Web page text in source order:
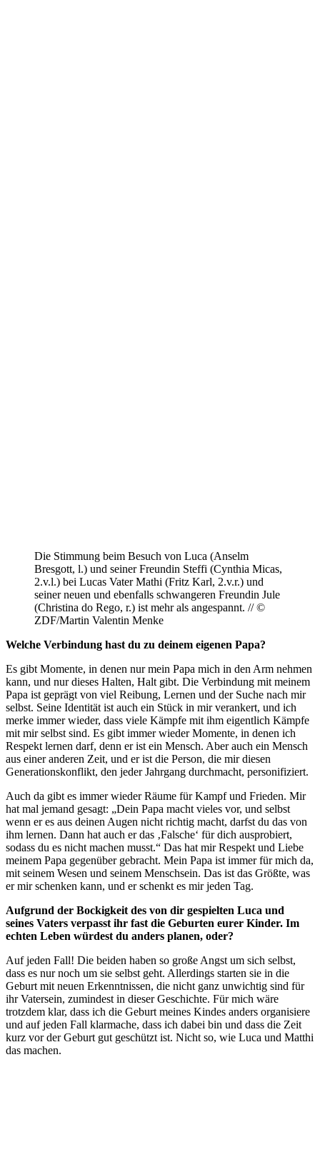
Die Stimmung beim Besuch von Luca (Anselm
Bresgott, l.) und seiner Freundin Steffi (Cynthia Micas,
2.v.l.) bei Lucas Vater Mathi (Fritz Karl, 2.v.r.) und
seiner neuen und ebenfalls schwangeren Freundin Jule
(Christina do Rego, r.) ist mehr als angespannt. // ©
ZDF/Martin Valentin Menke
Welche Verbindung hast du zu deinem eigenen Papa?
Es gibt Momente, in denen nur mein Papa mich in den Arm nehmen
kann, und nur dieses Halten, Halt gibt. Die Verbindung mit meinem
Papa ist geprägt von viel Reibung, Lernen und der Suche nach mir
selbst. Seine Identität ist auch ein Stück in mir verankert, und ich
merke immer wieder, dass viele Kämpfe mit ihm eigentlich Kämpfe
mit mir selbst sind. Es gibt immer wieder Momente, in denen ich
Respekt lernen darf, denn er ist ein Mensch. Aber auch ein Mensch
aus einer anderen Zeit, und er ist die Person, die mir diesen
Generationskonflikt, den jeder Jahrgang durchmacht, personifiziert.
Auch da gibt es immer wieder Räume für Kampf und Frieden. Mir
hat mal jemand gesagt: „Dein Papa macht vieles vor, und selbst
wenn er es aus deinen Augen nicht richtig macht, darfst du das von
ihm lernen. Dann hat auch er das ‚Falsche‘ für dich ausprobiert,
sodass du es nicht machen musst.“ Das hat mir Respekt und Liebe
meinem Papa gegenüber gebracht. Mein Papa ist immer für mich da,
mit seinem Wesen und seinem Menschsein. Das ist das Größte, was
er mir schenken kann, und er schenkt es mir jeden Tag.
Aufgrund der Bockigkeit des von dir gespielten Luca und
seines Vaters verpasst ihr fast die Geburten eurer Kinder. Im
echten Leben würdest du anders planen, oder?
Auf jeden Fall! Die beiden haben so große Angst um sich selbst,
dass es nur noch um sie selbst geht. Allerdings starten sie in die
Geburt mit neuen Erkenntnissen, die nicht ganz unwichtig sind für
ihr Vatersein, zumindest in dieser Geschichte. Für mich wäre
trotzdem klar, dass ich die Geburt meines Kindes anders organisiere
und auf jeden Fall klarmache, dass ich dabei bin und dass die Zeit
kurz vor der Geburt gut geschützt ist. Nicht so, wie Luca und Matthi
das machen.